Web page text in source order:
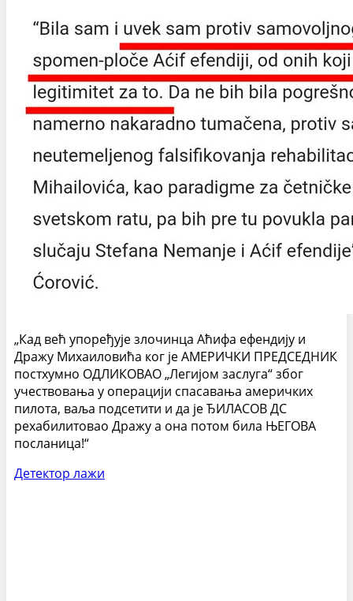
„Кад већ упоређује злочинца Аћифа ефендију и
Дражу Михаиловића ког је АМЕРИЧКИ ПРЕДСЕДНИК
постхумно ОДЛИКОВАО „Легијом заслуга“ због
учествовања у операцији спасавања америчких
пилота, ваља подсетити и да је ЂИЛАСОВ ДС
рехабилитовао Дражу а она потом била ЊЕГОВА
посланица!“
Детектор лажи